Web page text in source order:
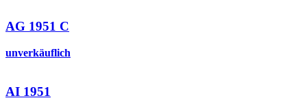
AG 1951 C
unverkäuflich
AI 1951